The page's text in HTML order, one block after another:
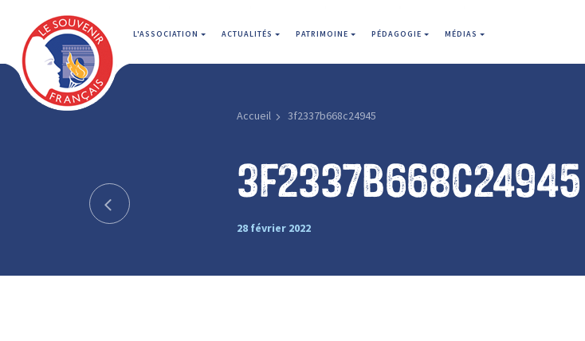
L'ASSOCIATION ACTUALITÉS PATRIMOINE PÉDAGOGIE MÉDIAS
Accueil 3f2337b668c24945
3f2337b668c24945
28 février 2022